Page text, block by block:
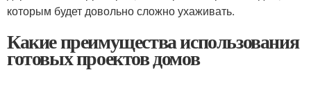
которым будет довольно сложно ухаживать.
Какие преимущества использования
готовых проектов домов